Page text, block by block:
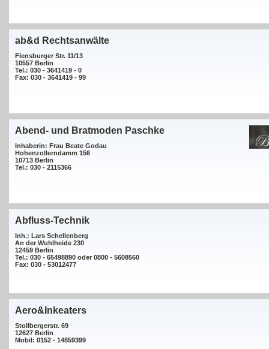
ab&d Rechtsanwälte
Flensburger Str. 11/13
10557 Berlin
Tel.: 030 - 3641419 - 0
Fax: 030 - 3641419 - 99
Abend- und Bratmoden Paschke
Inhaberin: Frau Beate Godau
Hohenzollerndamm 156
10713 Berlin
Tel.: 030 - 2115366
Abfluss-Technik
Inh.: Lars Schellenberg
An der Wuhlheide 230
12459 Berlin
Tel.: 030 - 65498890 oder 0800 - 5608560
Fax: 030 - 53012477
Aero&Inkeaters
Stollbergerstr. 69
12627 Berlin
Mobil: 0152 - 14859399